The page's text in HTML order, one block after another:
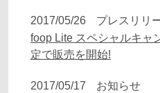
2017/05/26
プレスリリ
foop Lite スペシャルキャ
定で販売を開始!
2017/05/17
お知らせ